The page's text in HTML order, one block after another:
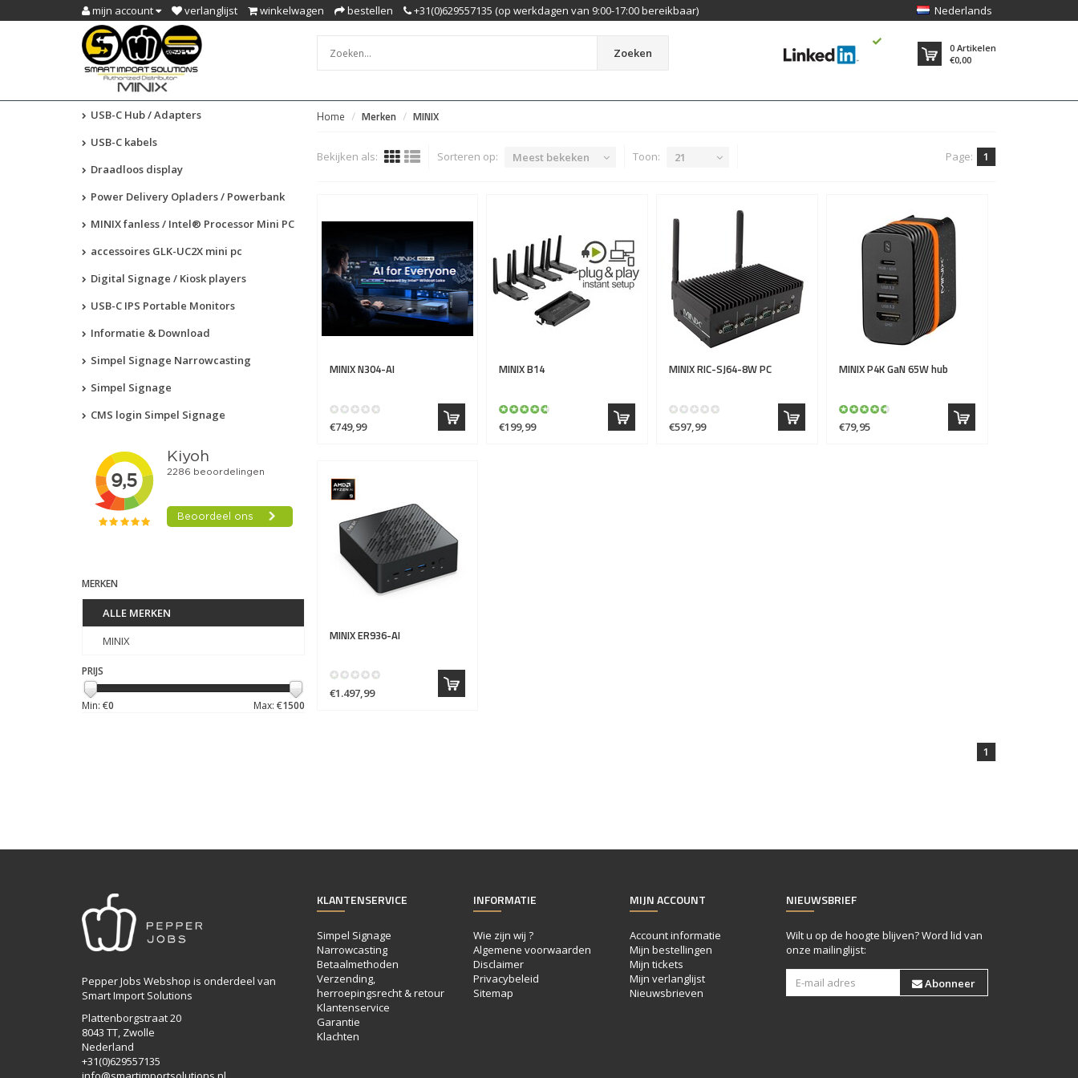
mijn account verlanglijst winkelwagen bestellen +31(0)629557135 (op werkdagen van 9:00-17:00 bereikbaar) Nederlands
Zoeken 0 Artikelen
€0,00
USB-C Hub / Adapters
USB-C kabels
Draadloos display
Power Delivery Opladers / Powerbank
MINIX fanless / Intel® Processor Mini PC
accessoires GLK-UC2X mini pc
Digital Signage / Kiosk players
USB-C IPS Portable Monitors
Informatie & Download
Simpel Signage Narrowcasting
Simpel Signage
CMS login Simpel Signage
MERKEN
ALLE MERKEN
MINIX
PRIJS
Min: €0 Max: €1500
Home Merken MINIX
Bekijken als: Sorteren op: Meest bekeken Toon: 21 Page: 1
MINIXN304-AI
€749,99
MINIXB14
€199,99
MINIXRIC-SJ64-8W PC
€597,99
MINIXP4K GaN 65W hub
€79,95
MINIXER936-AI
€1.497,99
1
Pepper Jobs Webshop is onderdeel van
Smart Import Solutions
Plattenborgstraat 20
8043 TT, Zwolle
Nederland
+31(0)629557135
KLANTENSERVICE
Simpel Signage
Narrowcasting
Betaalmethoden
Verzending,
herroepingsrecht & retour
Klantenservice
Garantie
Klachten
INFORMATIE
Wie zijn wij ?
Algemene voorwaarden
Disclaimer
Privacybeleid
Sitemap
MIJN ACCOUNT
Account informatie
Mijn bestellingen
Mijn tickets
Mijn verlanglijst
Nieuwsbrieven
NIEUWSBRIEF
Wilt u op de hoogte blijven? Word lid van
onze mailinglijst:
Abonneer